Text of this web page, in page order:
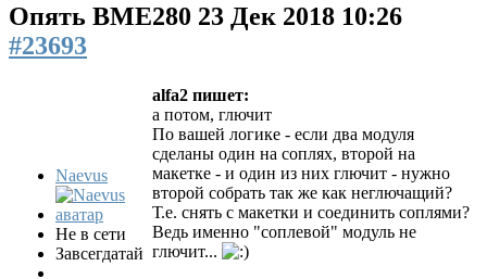
Опять BME280 23 Дек 2018 10:26
#23693
Naevus
Не в сети
Завсегдатай
alfa2 пишет:
а потом, глючит
По вашей логике - если два модуля
сделаны один на соплях, второй на
макетке - и один из них глючит - нужно
второй собрать так же как неглючащий?
Т.е. снять с макетки и соединить соплями?
Ведь именно "соплевой" модуль не
глючит...